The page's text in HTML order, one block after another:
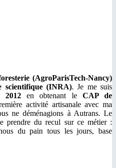
(AgroParisTech-Nancy)
scientifique (INRA). Je me suis
2012 en obtenant le CAP de
activité artisanale avec ma
ne déménagions à Autrans. Le
prendre du recul sur ce métier :
du pain tous les jours, base